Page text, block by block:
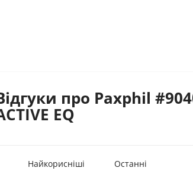
про Paxphil
EQ
Найкорисніші Останні